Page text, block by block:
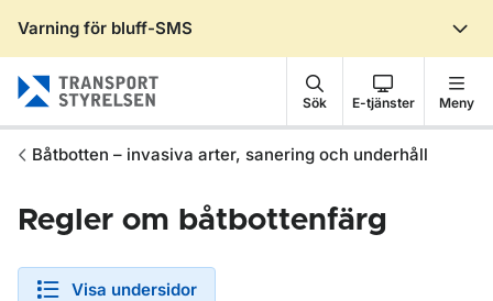
Varning för bluff-SMS
Sök E-tjänster Meny
Båtbotten – invasiva arter, sanering och underhåll
Regler om båtbottenfärg
Visa undersidor